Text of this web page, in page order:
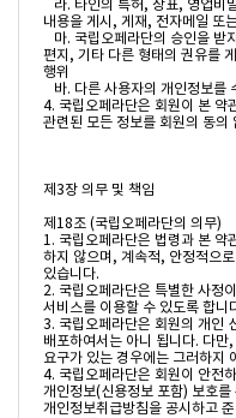
내용을 게시, 게재, 전자메일 또
편지, 기타 다른 형태의 권유를
행위
4. 국립오페라단은 회원이 본 약
관련된 모든 정보를 회원의 동의
제3장 의무 및 책임
제18조 (국립오페라단의 의무)
1. 국립오페라단은 법령과 본 약
하지 않으며, 계속적, 안정적으
있습니다.
2. 국립오페라단은 특별한 사정
서비스를 이용할 수 있도록 합니
3. 국립오페라단은 회원의 개인
배포하여서는 아니 됩니다. 다만
요구가 있는 경우에는 그러하지
4. 국립오페라단은 회원이 안전
개인정보(신용정보 포함) 보호
개인정보취급방침을 공시하고